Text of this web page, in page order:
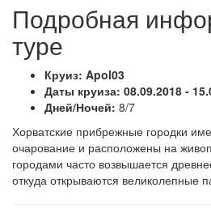
Подробная
туре
Круиз: Apol03
Даты круиза: 08.09.2018 -
Дней/Ночей: 8/7
Хорватские прибрежные городки
очарование и расположены на
городами часто возвышается
откуда открываются великолепные